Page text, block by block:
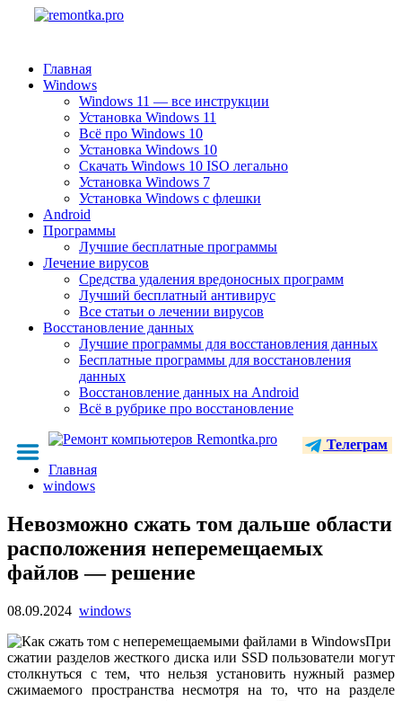
Главная
Windows
Windows 11 — все инструкции
Установка Windows 11
Всё про Windows 10
Установка Windows 10
Скачать Windows 10 ISO легально
Установка Windows 7
Установка Windows с флешки
Android
Программы
Лучшие бесплатные программы
Лечение вирусов
Средства удаления вредоносных программ
Лучший бесплатный антивирус
Все статьи о лечении вирусов
Восстановление данных
Лучшие программы для восстановления данных
Бесплатные программы для восстановления
данных
Восстановление данных на Android
Всё в рубрике про восстановление
Телеграм
Главная
windows
Невозможно сжать том дальше области
расположения неперемещаемых
файлов — решение
08.09.2024 windows
При
сжатии разделов жесткого диска или SSD пользователи могут
столкнуться с тем, что нельзя установить нужный размер
сжимаемого пространства несмотря на то, что на разделе